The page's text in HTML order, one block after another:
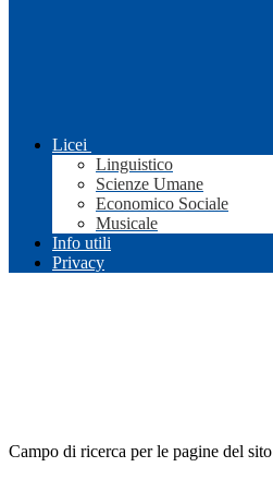
Licei
Linguistico
Scienze Umane
Economico Sociale
Musicale
Info utili
Privacy
Campo di ricerca per le pagine del sito